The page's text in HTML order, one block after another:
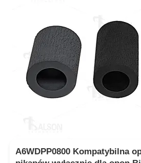
A6WDPP0800 Kompatybilna